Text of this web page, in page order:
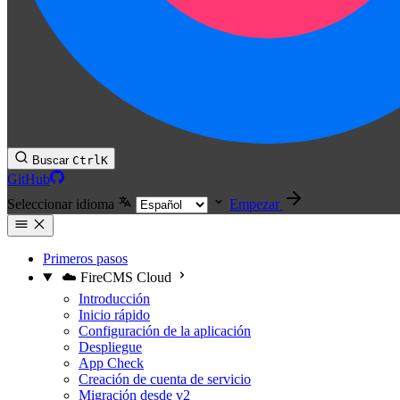
Buscar CtrlK
GitHub
Seleccionar idioma
Empezar
Primeros pasos
☁️ FireCMS Cloud
Introducción
Inicio rápido
Configuración de la aplicación
Despliegue
App Check
Creación de cuenta de servicio
Migración desde v2